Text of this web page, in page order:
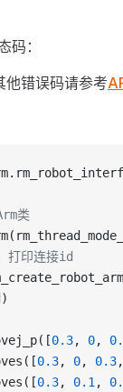
码：
他错误码请参考
类
打印连接id
0.3, 0,
0.3, 0, 0.3,
0.3, 0.1 ,